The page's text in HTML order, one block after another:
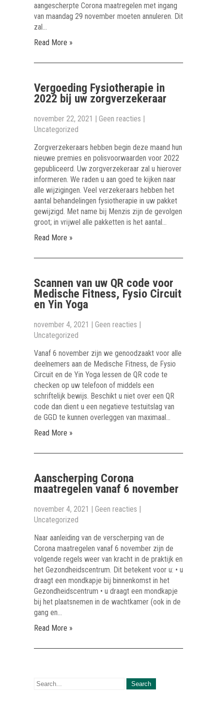
aangescherpte Corona maatregelen met ingang
van maandag 29 november moeten annuleren. Dit
zal…
Read More »
Vergoeding Fysiotherapie in
2022 bij uw zorgverzekeraar
november 22, 2021 | Geen reacties |
Uncategorized
Zorgverzekeraars hebben begin deze maand hun
nieuwe premies en polisvoorwaarden voor 2022
gepubliceerd. Uw zorgverzekeraar zal u hierover
informeren. We raden u aan goed te kijken naar
alle wijzigingen. Veel verzekeraars hebben het
aantal behandelingen fysiotherapie in uw pakket
gewijzigd. Met name bij Menzis zijn de gevolgen
groot; in vrijwel alle pakketten is het aantal…
Read More »
Scannen van uw QR code voor
Medische Fitness, Fysio Circuit
en Yin Yoga
november 4, 2021 | Geen reacties |
Uncategorized
Vanaf 6 november zijn we genoodzaakt voor alle
deelnemers aan de Medische Fitness, de Fysio
Circuit en de Yin Yoga lessen de QR code te
checken op uw telefoon of middels een
schriftelijk bewijs. Beschikt u niet over een QR
code dan dient u een negatieve testuitslag van
de GGD te kunnen overleggen van maximaal…
Read More »
Aanscherping Corona
maatregelen vanaf 6 november
november 4, 2021 | Geen reacties |
Uncategorized
Naar aanleiding van de verscherping van de
Corona maatregelen vanaf 6 november zijn de
volgende regels weer van kracht in de praktijk en
het Gezondheidscentrum. Dit betekent voor u: • u
draagt een mondkapje bij binnenkomst in het
Gezondheidscentrum • u draagt een mondkapje
bij het plaatsnemen in de wachtkamer (ook in de
gang en…
Read More »